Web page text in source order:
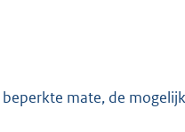
mate, de